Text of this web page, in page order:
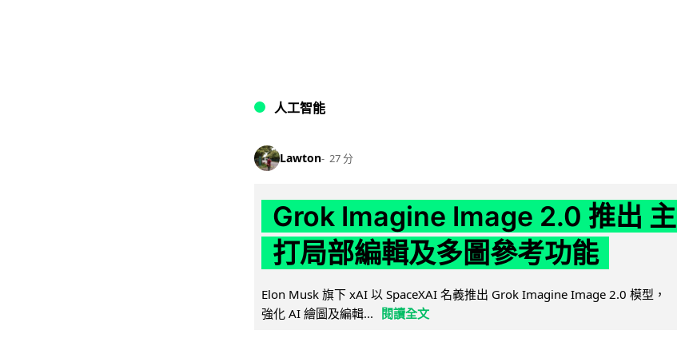
人工智能
Lawton 27 分
Grok Imagine Image 2.0 推出 主
打局部編輯及多圖參考功能
Elon Musk 旗下 xAI 以 SpaceXAI 名義推出 Grok Imagine Image 2.0 模型，
強化 AI 繪圖及編輯... 閱讀全文